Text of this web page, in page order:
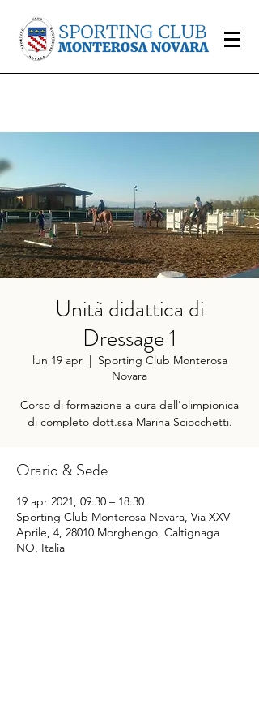
Unità didattica di
Dressage 1
lun 19 apr
  |
Sporting Club Monterosa
Novara
Corso di formazione a cura dell'olimpionica
di completo dott.ssa Marina Sciocchetti.
Orario & Sede
19 apr 2021, 09:30 – 18:30
Sporting Club Monterosa Novara, Via XXV
Aprile, 4, 28010 Morghengo, Caltignaga
NO, Italia